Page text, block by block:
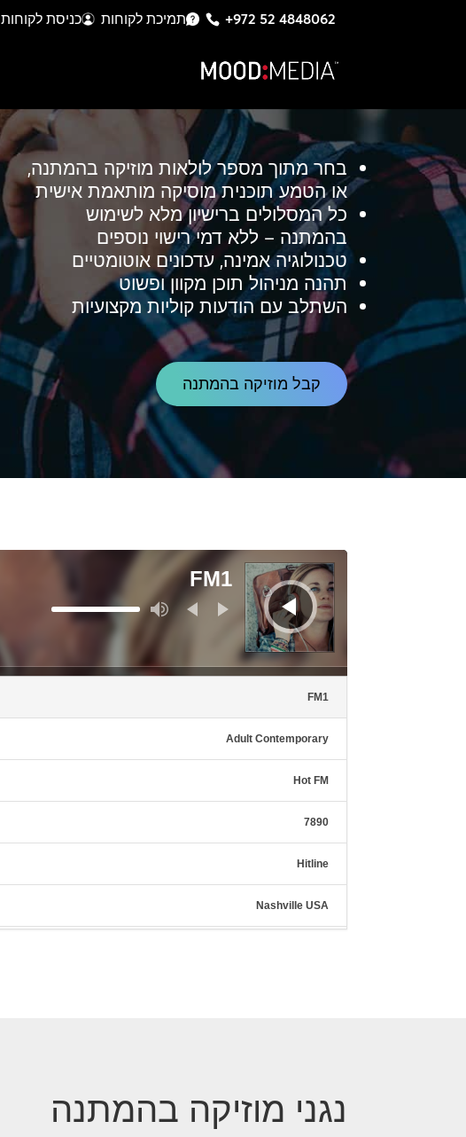
+972 52 4848062 תמיכת לקוחות כניסת לקוחות
בחר מתוך מספר לולאות מוזיקה בהמתנה,
או הטמע תוכנית מוסיקה מותאמת אישית
כל המסלולים ברישיון מלא לשימוש
בהמתנה – ללא דמי רישוי נוספים
טכנולוגיה אמינה, עדכונים אוטומטיים
תהנה מניהול תוכן מקוון ופשוט
השתלב עם הודעות קוליות מקצועיות
קבל מוזיקה בהמתנה
נגן
אודיו
FM1
השתמש
במקש
להנמיך
עוצמת
FM1
Adult Contemporary
Hot FM
7890
Hitline
Nashville USA
נגני מוזיקה בהמתנה